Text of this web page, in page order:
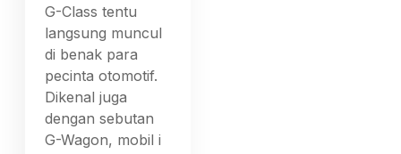
G-Class tentu
langsung muncul
di benak para
pecinta otomotif.
Dikenal juga
dengan sebutan
G-Wagon, mobil i